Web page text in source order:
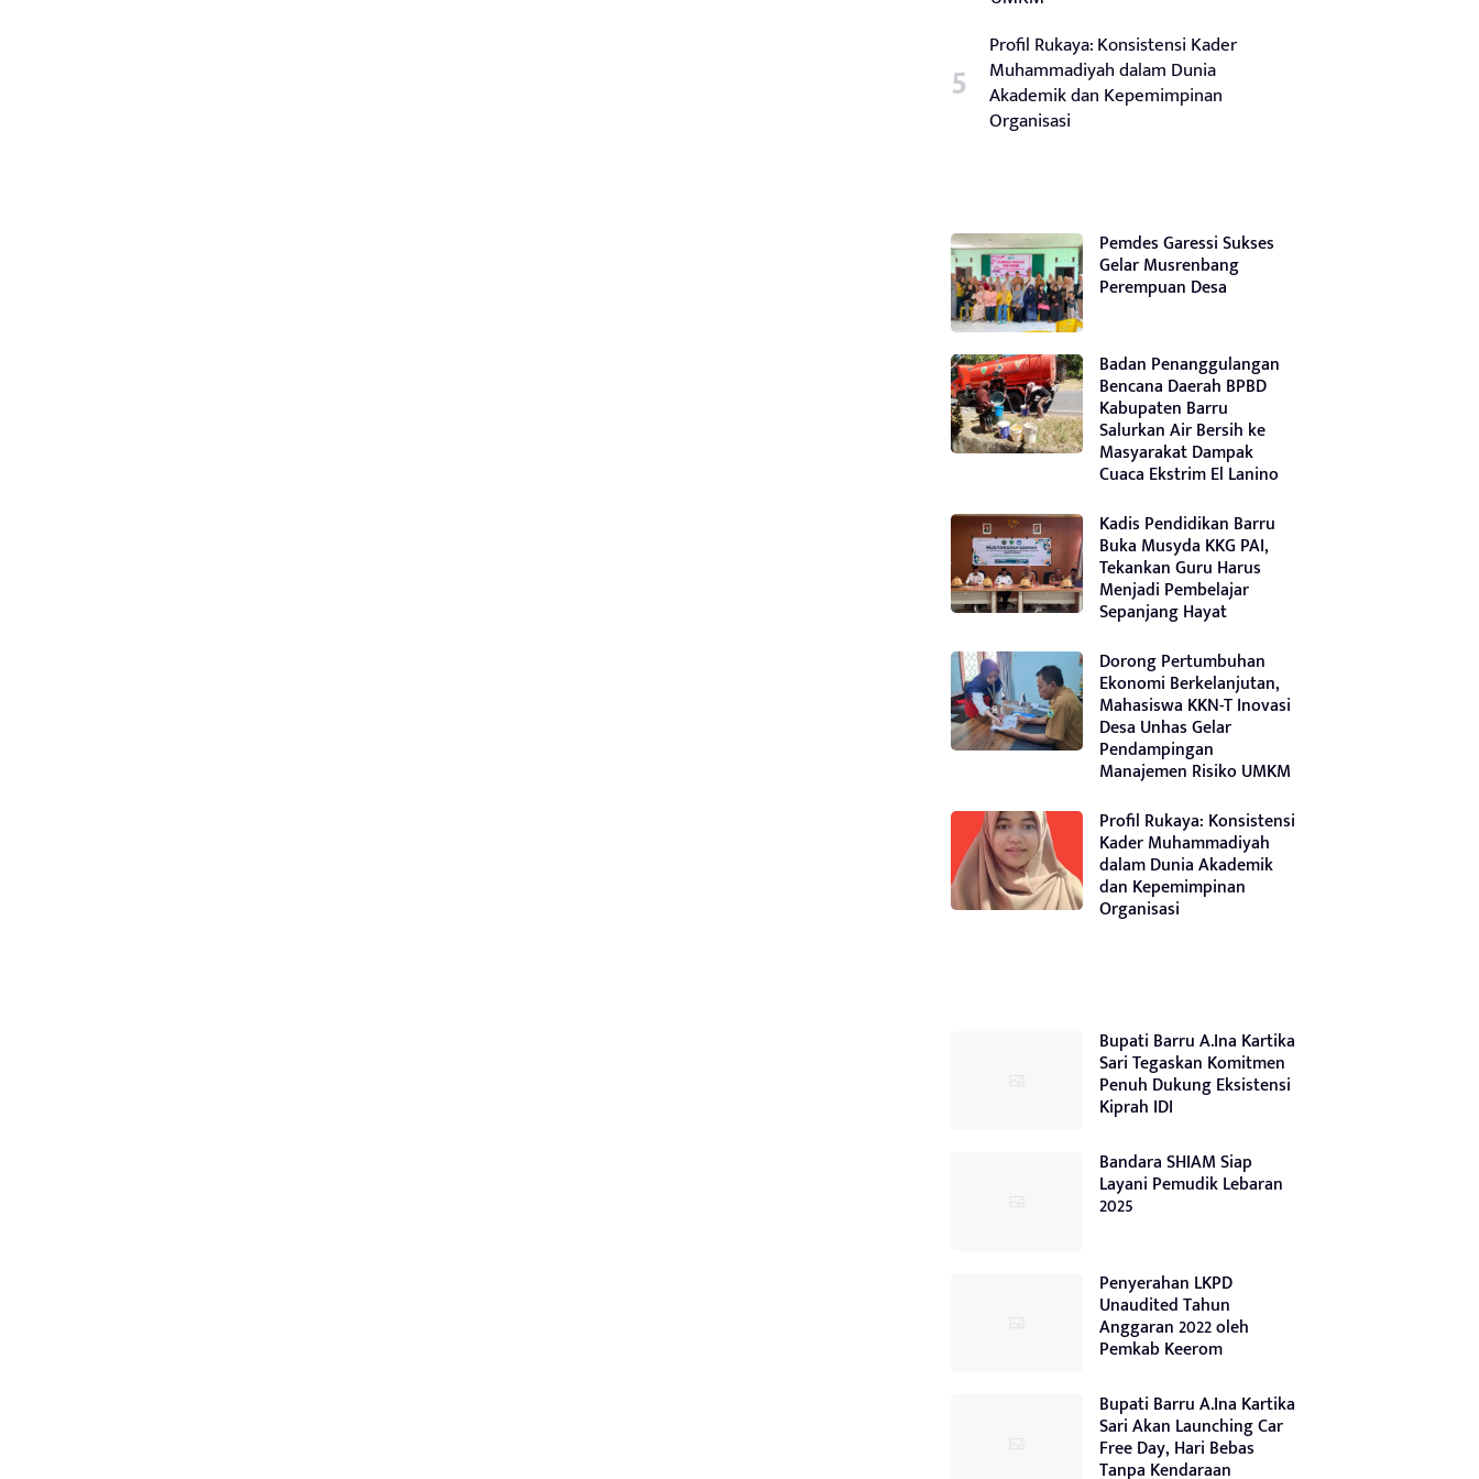
Profil Rukaya: Konsistensi Kader
Muhammadiyah dalam Dunia
Akademik dan Kepemimpinan
Organisasi
Pemdes Garessi Sukses
Gelar Musrenbang
Perempuan Desa
Badan Penanggulangan
Bencana Daerah BPBD
Kabupaten Barru
Salurkan Air Bersih ke
Masyarakat Dampak
Cuaca Ekstrim El Lanino
Kadis Pendidikan Barru
Buka Musyda KKG PAI,
Tekankan Guru Harus
Menjadi Pembelajar
Sepanjang Hayat
Dorong Pertumbuhan
Ekonomi Berkelanjutan,
Mahasiswa KKN-T Inovasi
Desa Unhas Gelar
Pendampingan
Manajemen Risiko UMKM
Profil Rukaya: Konsistensi
Kader Muhammadiyah
dalam Dunia Akademik
dan Kepemimpinan
Organisasi
Bupati Barru A.Ina Kartika
Sari Tegaskan Komitmen
Penuh Dukung Eksistensi
Kiprah IDI
Bandara SHIAM Siap
Layani Pemudik Lebaran
2025
Penyerahan LKPD
Unaudited Tahun
Anggaran 2022 oleh
Pemkab Keerom
Bupati Barru A.Ina Kartika
Sari Akan Launching Car
Free Day, Hari Bebas
Tanpa Kendaraan